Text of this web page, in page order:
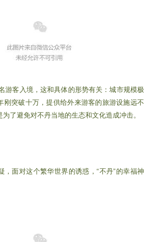
游客入境，这和具体的形势有关：城市规模极
刚突破十万，提供给外来游客的旅游设施远不
了避免对不丹当地的生态和文化造成冲击。
，面对这个繁华世界的诱惑，“不丹”的幸福神